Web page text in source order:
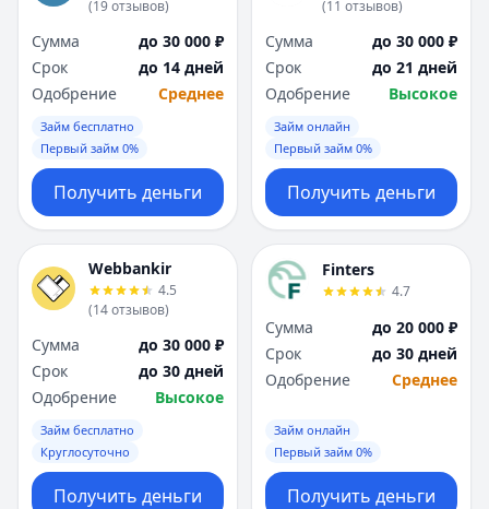
(19отзывов)
Сумма
до 30 000 ₽
Срок
до 14 дней
Одобрение
Среднее
Займ бесплатно
Первый займ 0%
Получить деньги
(11 отзывов)
Сумма
до 30 000 ₽
Срок
до 21 дней
Одобрение
Высокое
Займ онлайн
Первый займ 0%
Получить деньги
Webbankir
4.5
(14отзывов)
Сумма
до 30 000 ₽
Срок
до 30 дней
Одобрение
Высокое
Займ бесплатно
Круглосуточно
Получить деньги
Finters
4.7
Сумма
до 20 000 ₽
Срок
до 30 дней
Одобрение
Среднее
Займ онлайн
Первый займ 0%
Получить деньги